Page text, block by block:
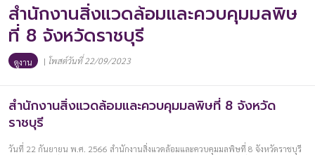
สำนักงานสิ่งแวดล้อมและควบคุมมลพิษ
ที่ 8 จังหวัดราชบุรี
ดูงาน | โพสต์วันที่ 22/09/2023
สำนักงานสิ่งแวดล้อมและควบคุมมลพิษที่ 8 จังหวัด
ราชบุรี
วันที่ 22 กันยายน พ.ศ. 2566 สำนักงานสิ่งแวดล้อมและควบคุมมลพิษที่ 8 จังหวัดราชบุรี